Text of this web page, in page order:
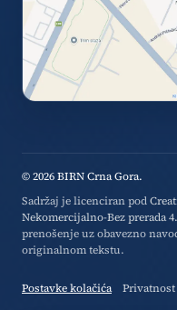
© 2026 BIRN Crna Gora.
Sadržaj je licenciran pod
Nekomercijalno-Bez prerada
prenošenje uz obavezno
originalnom tekstu.
Postavke kolačića Privatnost